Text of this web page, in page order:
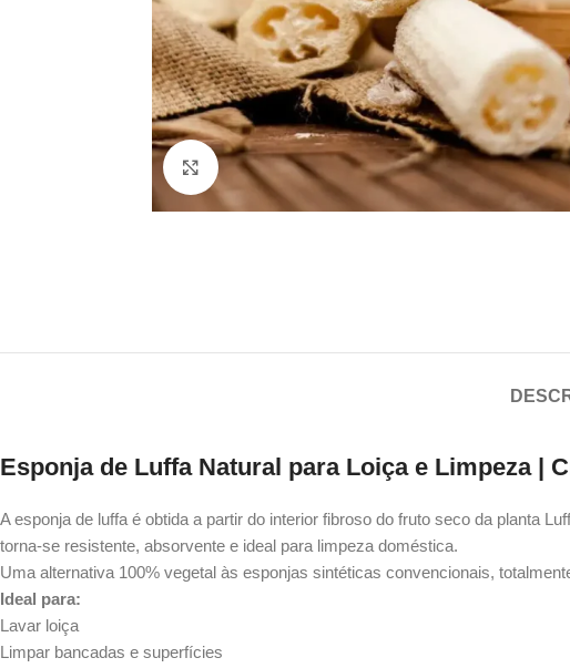
Click to enlarge
Esponja de Luffa Natural para Loiça e Limpeza |
A esponja de luffa é obtida a partir do interior fibroso do fruto seco da planta
torna-se resistente, absorvente e ideal para limpeza doméstica.
Uma alternativa 100% vegetal às esponjas sintéticas convencionais,
Ideal para:
Lavar loiça
Limpar bancadas e superfícies